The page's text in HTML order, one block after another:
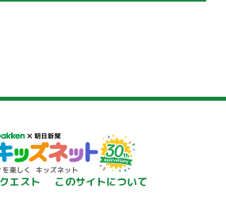
エスト
このサイトについて